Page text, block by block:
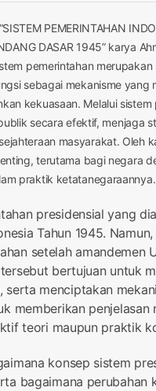
PEMERINTAHAN
DASAR 1945” karya
pemerintahan
sebagai mekanisme yang
kekuasaan. Melalui
secara efektif, menjaga
masyarakat. Oleh
terutama bagi negara
praktik ketatanegaraannya.
presidensial yang
Tahun 1945.
setelah amandemen
bertujuan untuk
serta menciptakan
memberikan penjelasan
teori maupun praktik
konsep sistem
bagaimana perubahan